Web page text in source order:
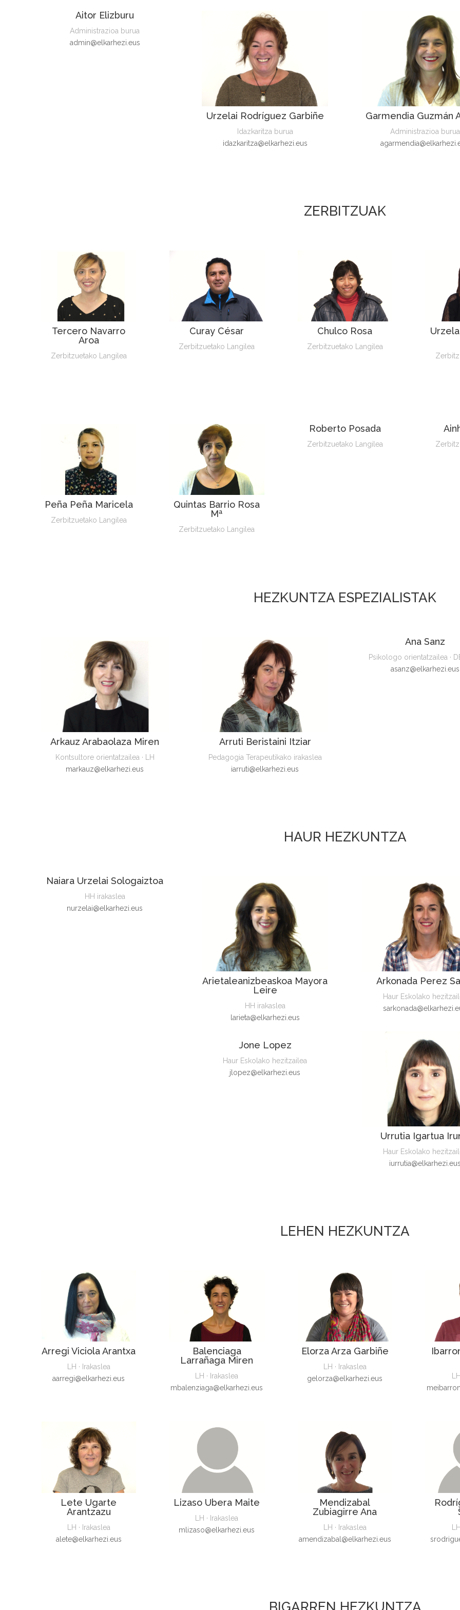
Aitor Elizburu
Administrazioa burua
admin@elkarhezi.eus
Urzelai Rodríguez Garbiñe
Idazkaritza burua
idazkaritza@elkarhezi.eus
Garmendia Guzmán
Administrazioa burua
ZERBITZUAK
Tercero Navarro
Aroa
Zerbitzuetako Langilea
Curay César
Zerbitzuetako Langilea
Chulco Rosa
Zerbitzuetako Langilea
Peña Peña Maricela
Zerbitzuetako Langilea
Quintas Barrio Rosa
Mª
Zerbitzuetako Langilea
Roberto Posada
Zerbitzuetako Langilea
HEZKUNTZA ESPEZIALISTAK
Arkauz Arabaolaza Miren
Kontsultore orientatzailea · LH
markauz@elkarhezi.eus
Arruti Beristaini Itziar
Pedagogia Terapeutikako irakaslea
iarruti@elkarhezi.eus
Ana Sanz
Psikologo orientatzailea ·
asanz@elkarhezi.eus
HAUR HEZKUNTZA
Naiara Urzelai Sologaiztoa
HH irakaslea
nurzelai@elkarhezi.eus
Arietaleanizbeaskoa Mayora
Leire
HH irakaslea
larieta@elkarhezi.eus
Jone Lopez
Haur Eskolako hezitzailea
jlopez@elkarhezi.eus
Arkonada Perez
Haur Eskolako
Urrutia Igartua
Haur Eskolako
iurrutia@elkarhezi.eus
LEHEN HEZKUNTZA
Arregi Viciola Arantxa
LH · Irakaslea
aarregi@elkarhezi.eus
Balenciaga
Larrañaga Miren
LH · Irakaslea
mbalenziaga@elkarhezi.eus
Elorza Arza Garbiñe
LH · Irakaslea
gelorza@elkarhezi.eus
Lete Ugarte
Arantzazu
LH · Irakaslea
alete@elkarhezi.eus
Lizaso Ubera Maite
LH · Irakaslea
mlizaso@elkarhezi.eus
Mendizabal
Zubiagirre Ana
LH · Irakaslea
amendizabal@elkarhezi.eus